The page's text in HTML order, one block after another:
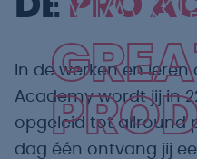
In de werken en leren
Academy wordt jij in
opgeleid tot allround
dag één ontvang jij